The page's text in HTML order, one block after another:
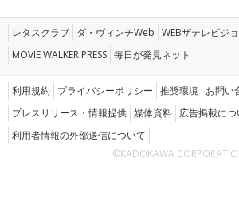
レタスクラブ ダ・ヴィンチWeb WEBザテレビジ
MOVIE WALKER PRESS 毎日が発見ネット
利用規約 プライバシーポリシー 推奨環境 お問い
プレスリリース・情報提供 媒体資料 広告掲載につ
利用者情報の外部送信について
©KADOKAWA